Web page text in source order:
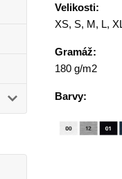
Velikosti:
XS, S, M, L,
Gramáž:
180 g/m2
Barvy: